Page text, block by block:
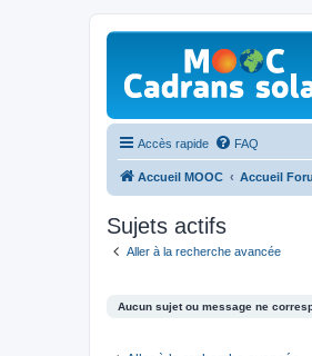
Accès rapide FAQ
Accueil MOOC Accueil
Sujets actifs
Aller à la recherche avancée
Aucun sujet ou message ne